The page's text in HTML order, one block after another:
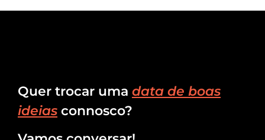
Quer trocar uma data de boas
ideias connosco?